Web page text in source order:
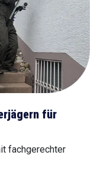
für
fachgerechter